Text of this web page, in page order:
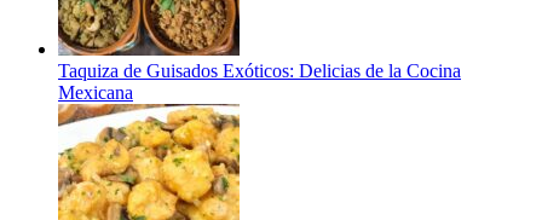
Taquiza de Guisados Exóticos: Delicias de la Cocina
Mexicana